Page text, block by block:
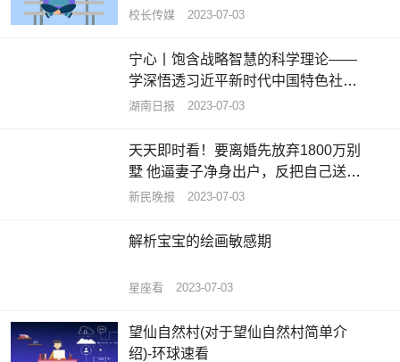
校长传媒 2023-07-03
宁心丨饱含战略智慧的科学理论——
学深悟透习近平新时代中国特色社会
主义思想之六 热头条
湖南日报 2023-07-03
天天即时看！要离婚先放弃1800万别
墅 他逼妻子净身出户，反把自己送进
班房
新民晚报 2023-07-03
解析宝宝的绘画敏感期
星座看 2023-07-03
望仙自然村(对于望仙自然村简单介
绍)-环球速看